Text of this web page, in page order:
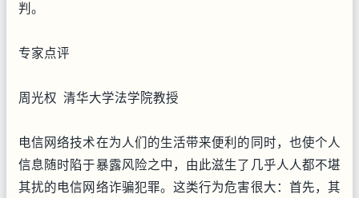
判。
专家点评
周光权 清华大学法学院教授
电信网络技术在为人们的生活带来便利的同时，也使个人
信息随时陷于暴露风险之中，由此滋生了几乎人人都不堪
其扰的电信网络诈骗犯罪。这类行为危害很大：首先，其